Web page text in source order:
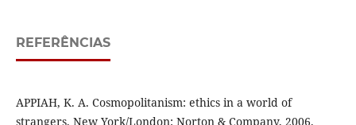
REFERÊNCIAS
APPIAH, K. A. Cosmopolitanism: ethics in a world of
strangers. New York/London: Norton & Company, 2006.